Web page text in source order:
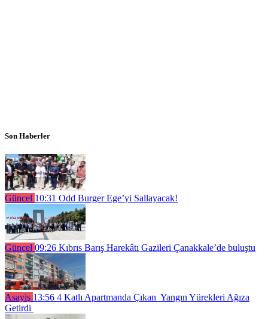
Son Haberler
Güncel 10:31 Odd Burger Ege’yi Sallayacak!
Güncel 09:26 Kıbrıs Barış Harekâtı Gazileri Çanakkale’de buluştu
Asayiş 13:56 4 Katlı Apartmanda Çıkan Yangın Yürekleri Ağıza
Getirdi